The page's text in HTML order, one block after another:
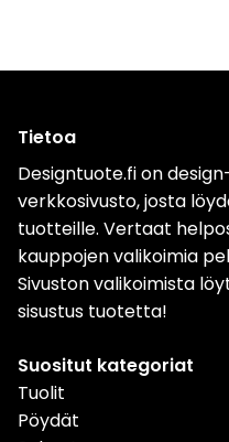
Tietoa
Designtuote.fi on
verkkosivusto, josta
tuotteille. Vertaat
kauppojen valikoimia
Sivuston valikoimista
sisustus tuotetta!
Suositut kategoriat
Tuolit
Pöydät